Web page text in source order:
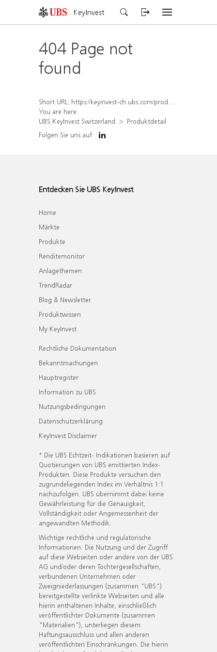
KeyInvest
404 Page not
found
Short URL: https://keyinvest-ch.ubs.com/produkt/detail/index/isin/CH1564523707
You are here:
UBS KeyInvest Switzerland
Produktdetail
Folgen Sie uns auf
Entdecken Sie UBS KeyInvest
Home
Märkte
Produkte
Renditemonitor
Anlagethemen
TrendRadar
Blog & Newsletter
Produktwissen
My KeyInvest
Rechtliche Dokumentation
Bekanntmachungen
Hauptregister
Information zu UBS
Nutzungsbedingungen
Datenschutzerklärung
KeyInvest Disclaimer
* Die UBS Echtzeit- Indikationen basieren auf
Quotierungen von UBS emittierten Index-
Produkten. Diese Produkte versuchen den
zugrundeliegenden Index im Verhältnis 1:1
nachzufolgen. UBS übernimmt dabei keine
Gewährleistung für die Genauigkeit,
Vollständigkeit oder Angemessenheit der
angewandten Methodik.
Wichtige rechtliche und regulatorische
Informationen. Die Nutzung und der Zugriff
auf diese Webseiten oder andere von der UBS
AG und/oder deren Tochtergesellschaften,
verbundenen Unternehmen oder
Zweigniederlassungen (zusammen "UBS")
bereitgestellte verlinkte Webseiten und alle
hierin enthaltenen Inhalte, einschließlich
veröffentlichter Dokumente (zusammen
"Materialien"), unterliegen diesem
Haftungsausschluss und allen anderen
veröffentlichten Einschränkungen. Die hierin